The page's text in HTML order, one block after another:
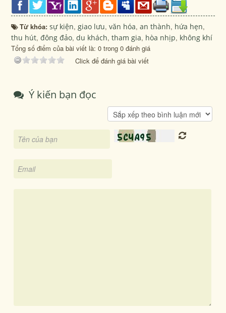
Từ khóa:sự kiện, giao lưu,văn hóa,an thành, hứa hẹn,
thu hút,đông đảo,du khách,tham gia, hòa nhịp, không khí
Tổng số điểm của bài viết là: 0 trong 0 đánh giá
Click để đánh giá bài viết
Ý kiến bạn đọc